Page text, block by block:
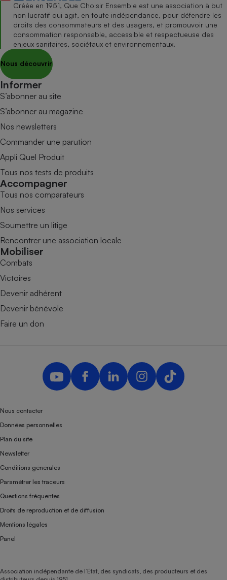
Créée en 1951, Que Choisir Ensemble est une association à but
non lucratif qui agit, en toute indépendance, pour défendre les
droits des consommateurs et des usagers, et promouvoir une
consommation responsable, accessible et respectueuse des
enjeux sanitaires, sociétaux et environnementaux.
Nous découvrir
Informer
S’abonner au site
S’abonner au magazine
Nos newsletters
Commander une parution
Appli Quel Produit
Tous nos tests de produits
Accompagner
Tous nos comparateurs
Nos services
Soumettre un litige
Rencontrer une association locale
Mobiliser
Combats
Victoires
Devenir adhérent
Devenir bénévole
Faire un don
Nous contacter
Données personnelles
Plan du site
Newsletter
Conditions générales
Paramétrer les traceurs
Questions fréquentes
Droits de reproduction et de diffusion
Mentions légales
Panel
Association indépendante de l’État, des syndicats, des producteurs et des